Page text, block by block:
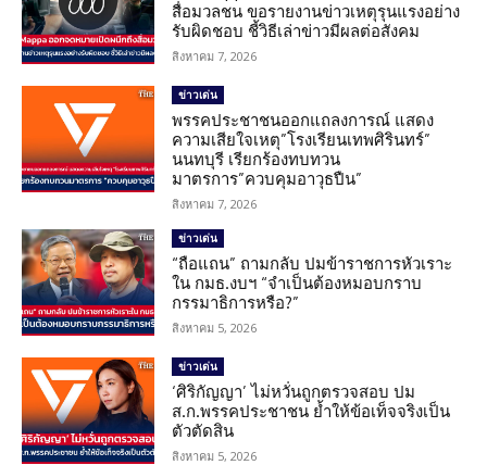
สื่อมวลชน ขอรายงานข่าวเหตุรุนแรงอย่าง
รับผิดชอบ ชี้วิธีเล่าข่าวมีผลต่อสังคม
สิงหาคม 7, 2026
ข่าวเด่น
พรรคประชาชนออกแถลงการณ์ แสดง
ความเสียใจเหตุ”โรงเรียนเทพศิรินทร์”
นนทบุรี เรียกร้องทบทวน
มาตรการ”ควบคุมอาวุธปืน”
สิงหาคม 7, 2026
ข่าวเด่น
“ถือแถน” ถามกลับ ปมข้าราชการหัวเราะ
ใน กมธ.งบฯ “จำเป็นต้องหมอบกราบ
กรรมาธิการหรือ?”
สิงหาคม 5, 2026
ข่าวเด่น
‘ศิริกัญญา’ ไม่หวั่นถูกตรวจสอบ ปม
ส.ก.พรรคประชาชน ย้ำให้ข้อเท็จจริงเป็น
ตัวตัดสิน
สิงหาคม 5, 2026